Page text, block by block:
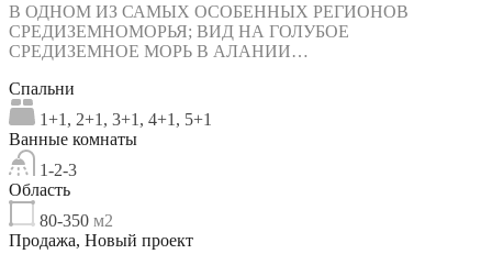
В ОДНОМ ИЗ САМЫХ ОСОБЕННЫХ РЕГИОНОВ
СРЕДИЗЕМНОМОРЬЯ; ВИД НА ГОЛУБОЕ
СРЕДИЗЕМНОЕ МОРЬ В АЛАНИИ…
Спальни
1+1, 2+1, 3+1, 4+1, 5+1
Ванные комнаты
1-2-3
Область
80-350 м2
Продажа, Новый проект